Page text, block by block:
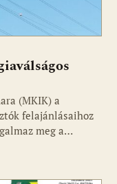
(MKIK) a
felajánlásaihoz
meg a…